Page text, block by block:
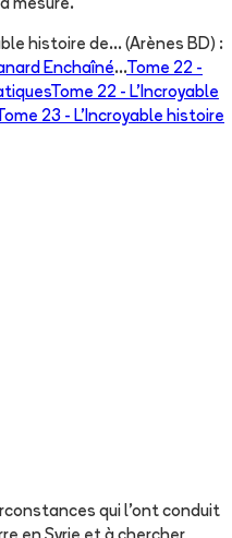
mesure.
histoire de... (Arènes BD) :
Enchaîné...Tome 22 -
Tome 22 - L'Incroyable
23 - L'Incroyable histoire
qui l'ont conduit